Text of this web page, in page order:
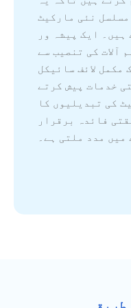
مسلسل نئی مارکیٹ
ایک پیشہ ور
آلات کی تنصیب سے
مکمل لائف سائیکل
خدمات پیش کرتے
کی تبدیلیوں کا
فائدہ برقرار
میں مدد ملتی ہے۔